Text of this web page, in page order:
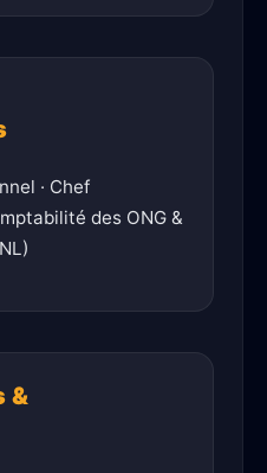
· Chef
des ONG &
&